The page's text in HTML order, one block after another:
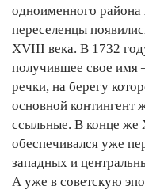
одноименного района
переселенцы
XVIII века. В 1732
получившее свое
речки, на берегу
основной контингент
ссыльные. В конце же
обеспечивался уже
западных и
А уже в советскую